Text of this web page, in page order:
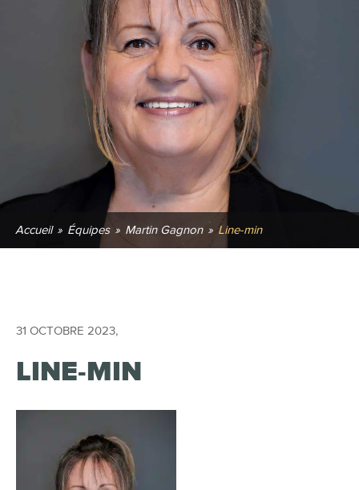
Accueil » Équipes » Martin Gagnon » Line-min
31 OCTOBRE 2023,
LINE-MIN